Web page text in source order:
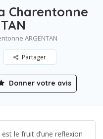
Charentonne
ARGENTAN
Partager
Donner votre avis
le fruit d’une reflexion